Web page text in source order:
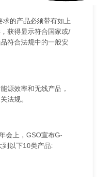
的产品必须带有如上
获得显示符合国家或/
符合法规中的一般安
源效率和无线产品，
法规。
会上，GSO宣布G-
以下10类产品: